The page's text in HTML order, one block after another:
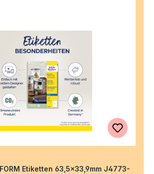
Etiketten 63,5×33,9mm J4773-